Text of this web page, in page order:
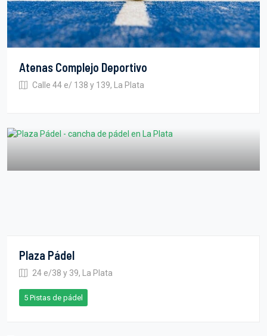
Atenas Complejo Deportivo
Calle 44 e/ 138 y 139, La Plata
Plaza Pádel
24 e/38 y 39, La Plata
5 Pistas de pádel